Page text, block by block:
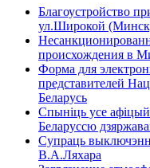
Благоустройство
ул.Широкой
происхождения в
Форма для
представителей
Беларусь
Спыніць усе
Беларуссю
Супраць
В.А.Ляхара